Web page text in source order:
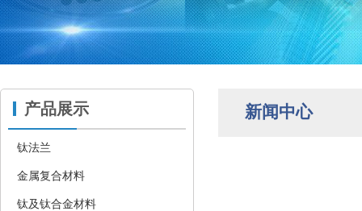
产品展示
钛法兰
金属复合材料
钛及钛合金材料
新闻中心